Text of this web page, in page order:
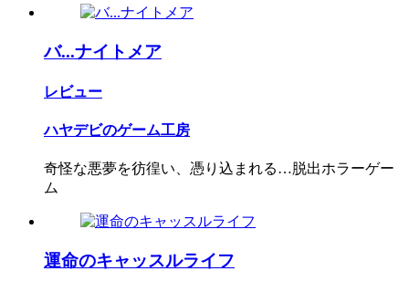
バ...ナイトメア
レビュー
ハヤデビのゲーム工房
奇怪な悪夢を彷徨い、憑り込まれる…脱出ホラーゲー
ム
運命のキャッスルライフ